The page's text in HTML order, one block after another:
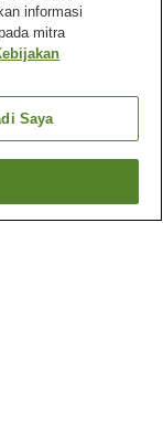
informasi
mitra
Saya